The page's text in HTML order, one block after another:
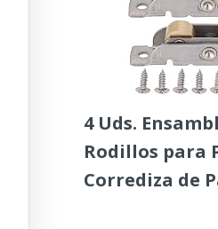
4 Uds.
Rodillos para
Corrediza de